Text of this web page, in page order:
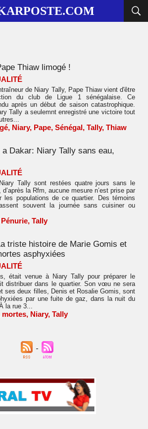
Thiaw limogé !
de Niary Tally, Pape Thiaw vient d'être
du club de Ligue 1 sénégalaise. Ce
après un début de saison catastrophique.
Tally a seulemnt enregistré une victoire tout
, Niary, Pape, Sénégal, Tally, Thiaw
a Dakar: Niary Tally sans eau,
Tally sont restées quatre jours sans le
la Rfm, aucune mesure n’est prise par
les populations de ce quartier. Des témoins
souvent la journée sans cuisiner ou
Pénurie, Tally
triste histoire de Marie Gomis et
asphyxiées
était venue à Niary Tally pour préparer le
distribuer dans le quartier. Son vœu ne sera
ses deux filles, Denis et Rosalie Gomis, sont
par une fuite de gaz, dans la nuit du
la rue 3...
mortes, Niary, Tally